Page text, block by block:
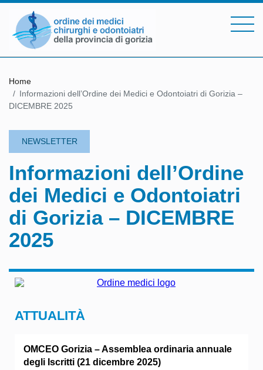
Home
Informazioni dell’Ordine dei Medici e Odontoiatri di Gorizia –
DICEMBRE 2025
NEWSLETTER
Informazioni dell’Ordine
dei Medici e Odontoiatri
di Gorizia – DICEMBRE
2025